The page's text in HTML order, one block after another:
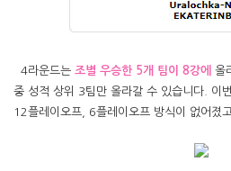
4라운드는 조별 우승한 5개 팀이 8강에
올
중 성적 상위 3팀만 올라갈 수 있습니다. 이
12플레이오프, 6플레이오프 방식이 없어졌